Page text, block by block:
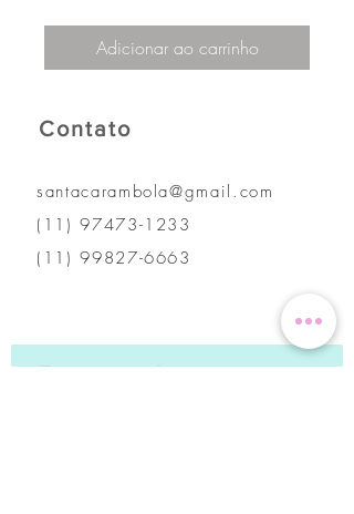
Adicionar ao carrinho
Contato
santacarambola@gmail.com
(11) 97473-1233
(11) 99827-6663
Faça parte da nossa